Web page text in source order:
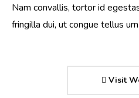
Nam convallis, tortor id
fringilla dui, ut congue tellus
Visit